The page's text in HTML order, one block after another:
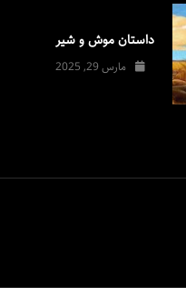
داستان موش و شیر
مارس 29, 2025